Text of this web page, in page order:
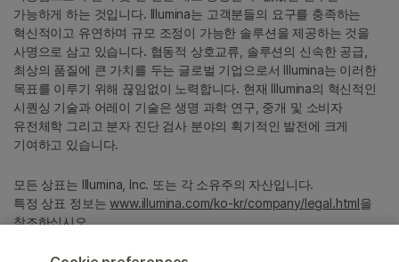
가능하게 하는 것입니다. Illumina는 고객분들의 요구를 충족하는
혁신적이고 유연하며 규모 조정이 가능한 솔루션을 제공하는 것을
사명으로 삼고 있습니다. 협동적 상호교류, 솔루션의 신속한 공급,
최상의 품질에 큰 가치를 두는 글로벌 기업으로서 Illumina는 이러한
목표를 이루기 위해 끊임없이 노력합니다. 현재 Illumina의 혁신적인
시퀀싱 기술과 어레이 기술은 생명 과학 연구, 중개 및 소비자
유전체학 그리고 분자 진단 검사 분야의 획기적인 발전에 크게
기여하고 있습니다.
모든 상표는 Illumina, Inc. 또는 각 소유주의 자산입니다.
특정 상표 정보는www.illumina.com/ko-kr/company/legal.html을
참조하십시오.